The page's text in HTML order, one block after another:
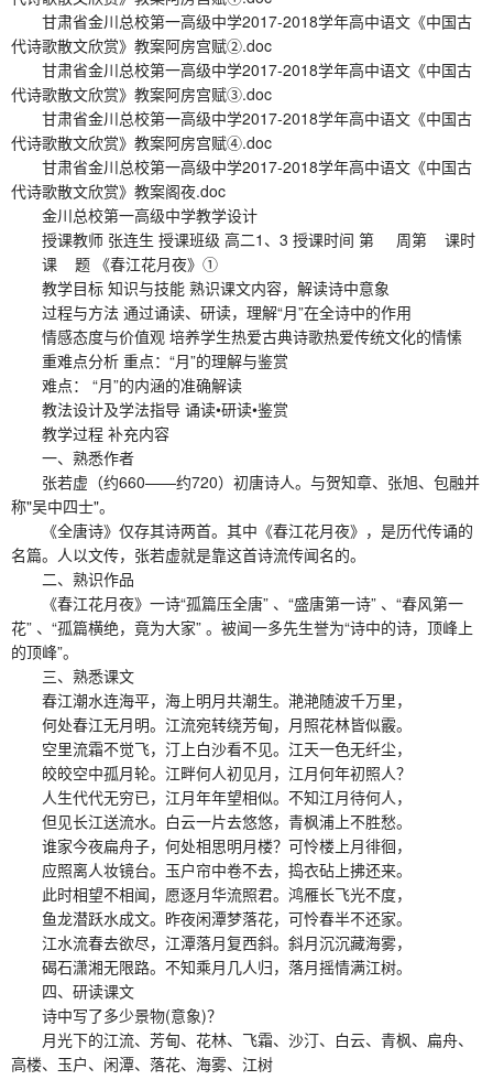
甘肃省金川总校第一高级中学2017-2018学年高中语文《中国古
代诗歌散文欣赏》教案阿房宫赋②.doc
甘肃省金川总校第一高级中学2017-2018学年高中语文《中国古
代诗歌散文欣赏》教案阿房宫赋③.doc
甘肃省金川总校第一高级中学2017-2018学年高中语文《中国古
代诗歌散文欣赏》教案阿房宫赋④.doc
甘肃省金川总校第一高级中学2017-2018学年高中语文《中国古
代诗歌散文欣赏》教案阁夜.doc
金川总校第一高级中学教学设计
授课教师 张连生 授课班级 高二1、3 授课时间 第 周第 课时
课 题 《春江花月夜》①
教学目标 知识与技能 熟识课文内容，解读诗中意象
过程与方法 通过诵读、研读，理解“月”在全诗中的作用
情感态度与价值观 培养学生热爱古典诗歌热爱传统文化的情愫
重难点分析 重点：“月”的理解与鉴赏
难点： “月”的内涵的准确解读
教法设计及学法指导 诵读•研读•鉴赏
教学过程 补充内容
一、熟悉作者
张若虚（约660——约720）初唐诗人。与贺知章、张旭、包融并
称"吴中四士"。
《全唐诗》仅存其诗两首。其中《春江花月夜》，是历代传诵的
名篇。人以文传，张若虚就是靠这首诗流传闻名的。
二、熟识作品
《春江花月夜》一诗“孤篇压全唐” 、“盛唐第一诗” 、“春风第一
花” 、“孤篇横绝，竟为大家” 。被闻一多先生誉为“诗中的诗，顶峰上
的顶峰”。
三、熟悉课文
春江潮水连海平，海上明月共潮生。滟滟随波千万里，
何处春江无月明。江流宛转绕芳甸，月照花林皆似霰。
空里流霜不觉飞，汀上白沙看不见。江天一色无纤尘，
皎皎空中孤月轮。江畔何人初见月，江月何年初照人？
人生代代无穷已，江月年年望相似。不知江月待何人，
但见长江送流水。白云一片去悠悠，青枫浦上不胜愁。
谁家今夜扁舟子，何处相思明月楼？可怜楼上月徘徊，
应照离人妆镜台。玉户帘中卷不去，捣衣砧上拂还来。
此时相望不相闻，愿逐月华流照君。鸿雁长飞光不度，
鱼龙潜跃水成文。昨夜闲潭梦落花，可怜春半不还家。
江水流春去欲尽，江潭落月复西斜。斜月沉沉藏海雾，
碣石潇湘无限路。不知乘月几人归，落月摇情满江树。
四、研读课文
诗中写了多少景物(意象)？
月光下的江流、芳甸、花林、飞霜、沙汀、白云、青枫、扁舟、
高楼、玉户、闲潭、落花、海雾、江树